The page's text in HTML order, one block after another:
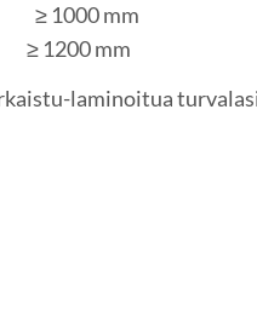
≥ 1000 mm
mm
laminoitua